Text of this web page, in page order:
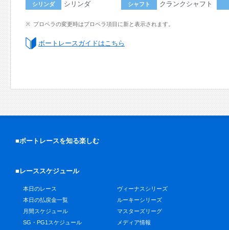
シリンダ シリンダ シャフト クランクシャフト
プロペラの変更時はプロペラ項目に新と表示されます。
ボートレースガイドはこちら
■ボートレースを知る楽しむ
■レーススケジュール
本日のレース
本日の払戻金一覧
月間スケジュール
SG・PG1スケジュール
ヴィーナスシリーズ
ルーキーシリーズ
マスターズリーグ
メディア情報